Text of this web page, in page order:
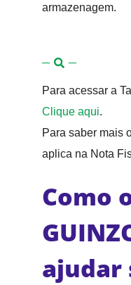
armazenagem.
Para acessar a
Clique aqui.
Para saber mais
aplica na Nota
Como
ajudar